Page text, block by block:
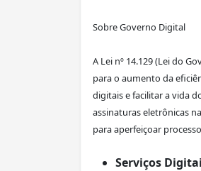
Sobre Governo Digital
A Lei nº 14.129 (Lei do
para o aumento da
digitais e facilitar a vida
assinaturas eletrônicas
para aperfeiçoar
Serviços